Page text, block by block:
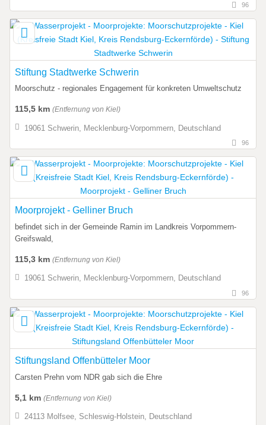
96
Stiftung Stadtwerke Schwerin
Moorschutz - regionales Engagement für konkreten Umweltschutz
115,5 km (Entfernung von Kiel)
19061 Schwerin, Mecklenburg-Vorpommern, Deutschland
96
Moorprojekt - Gelliner Bruch
befindet sich in der Gemeinde Ramin im Landkreis Vorpommern-
Greifswald,
115,3 km (Entfernung von Kiel)
19061 Schwerin, Mecklenburg-Vorpommern, Deutschland
96
Stiftungsland Offenbütteler Moor
Carsten Prehn vom NDR gab sich die Ehre
5,1 km (Entfernung von Kiel)
24113 Molfsee, Schleswig-Holstein, Deutschland